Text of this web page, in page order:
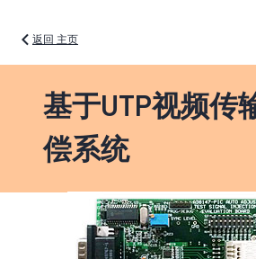
返回 主页
基于UTP视频传
偿系统